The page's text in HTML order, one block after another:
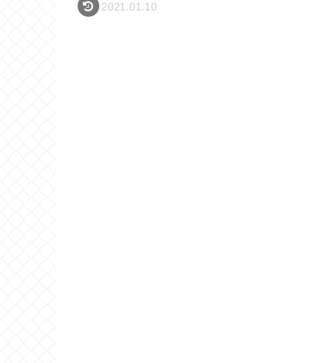
2021.01.10